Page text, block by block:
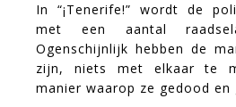
In “¡Tenerife!” wordt de
met een aantal
Ogenschijnlijk hebben de
zijn, niets met elkaar te
manier waarop ze gedood en